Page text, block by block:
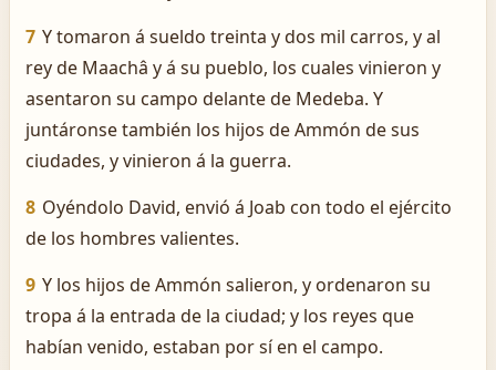
7 Y tomaron á sueldo treinta y dos mil carros, y al
rey de Maachâ y á su pueblo, los cuales vinieron y
asentaron su campo delante de Medeba. Y
juntáronse también los hijos de Ammón de sus
ciudades, y vinieron á la guerra.
8 Oyéndolo David, envió á Joab con todo el ejército
de los hombres valientes.
9 Y los hijos de Ammón salieron, y ordenaron su
tropa á la entrada de la ciudad; y los reyes que
habían venido, estaban por sí en el campo.